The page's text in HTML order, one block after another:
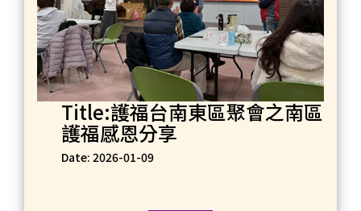
Title:護福台南東區聚會之南區
護福感恩分享
Date: 2026-01-09